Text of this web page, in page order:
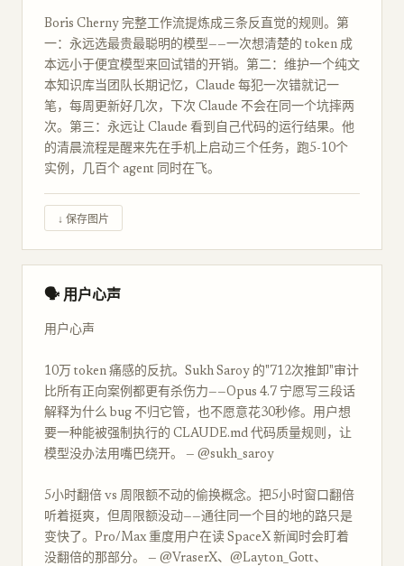
Boris Cherny 完整工作流提炼成三条反直觉的规则。第
一：永远选最贵最聪明的模型——一次想清楚的 token 成
本远小于便宜模型来回试错的开销。第二：维护一个纯文
本知识库当团队长期记忆，Claude 每犯一次错就记一
笔，每周更新好几次，下次 Claude 不会在同一个坑摔两
次。第三：永远让 Claude 看到自己代码的运行结果。他
的清晨流程是醒来先在手机上启动三个任务，跑5-10个
实例，几百个 agent 同时在飞。
↓ 保存图片
🗣 用户心声
用户心声
10万 token 痛感的反抗。Sukh Saroy 的"712次推卸"审计
比所有正向案例都更有杀伤力——Opus 4.7 宁愿写三段话
解释为什么 bug 不归它管，也不愿意花30秒修。用户想
要一种能被强制执行的 CLAUDE.md 代码质量规则，让
模型没办法用嘴巴绕开。 — @sukh_saroy
5小时翻倍 vs 周限额不动的偷换概念。把5小时窗口翻倍
听着挺爽，但周限额没动——通往同一个目的地的路只是
变快了。Pro/Max 重度用户在读 SpaceX 新闻时会盯着
没翻倍的那部分。 — @VraserX、@Layton_Gott、